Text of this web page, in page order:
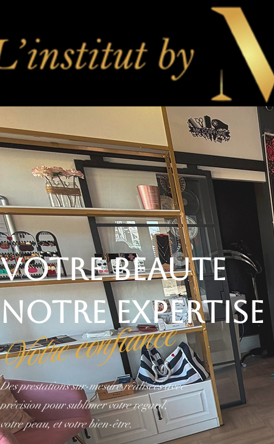
VOTRE BEAUTE
NOTRE EXPERTISE
Votre confiance
Des prestations sur-mesure réalisées avec
précision pour sublimer votre regard,
votre peau, et votre bien-être.